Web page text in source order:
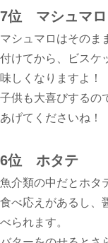
7位 マシュマロ
マシュマロはそのま
付けてから、ビスケ
味しくなりますよ！
子供も大喜びするの
あげてくださいね！
6位 ホタテ
魚介類の中だとホタ
食べ応えがあるし、
べられます。